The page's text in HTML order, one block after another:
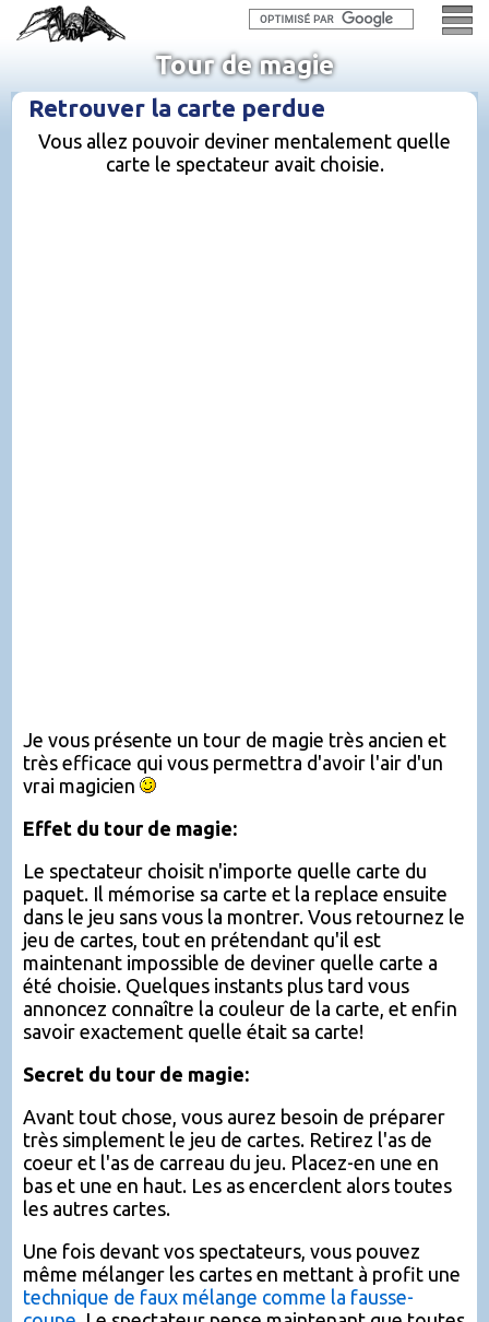
Tour de magie
Retrouver la carte perdue
Vous allez pouvoir deviner mentalement quelle
carte le spectateur avait choisie.
Je vous présente un tour de magie très ancien et
très efficace qui vous permettra d'avoir l'air d'un
vrai magicien
Effet du tour de magie:
Le spectateur choisit n'importe quelle carte du
paquet. Il mémorise sa carte et la replace ensuite
dans le jeu sans vous la montrer. Vous retournez le
jeu de cartes, tout en prétendant qu'il est
maintenant impossible de deviner quelle carte a
été choisie. Quelques instants plus tard vous
annoncez connaître la couleur de la carte, et enfin
savoir exactement quelle était sa carte!
Secret du tour de magie:
Avant tout chose, vous aurez besoin de préparer
très simplement le jeu de cartes. Retirez l'as de
coeur et l'as de carreau du jeu. Placez-en une en
bas et une en haut. Les as encerclent alors toutes
les autres cartes.
Une fois devant vos spectateurs, vous pouvez
même mélanger les cartes en mettant à profit une
technique de faux mélange comme la fausse-